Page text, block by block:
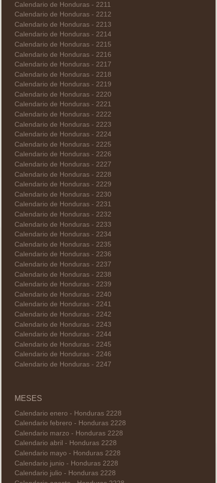
Calendario de Honduras - 2211
Calendario de Honduras - 2212
Calendario de Honduras - 2213
Calendario de Honduras - 2214
Calendario de Honduras - 2215
Calendario de Honduras - 2216
Calendario de Honduras - 2217
Calendario de Honduras - 2218
Calendario de Honduras - 2219
Calendario de Honduras - 2220
Calendario de Honduras - 2221
Calendario de Honduras - 2222
Calendario de Honduras - 2223
Calendario de Honduras - 2224
Calendario de Honduras - 2225
Calendario de Honduras - 2226
Calendario de Honduras - 2227
Calendario de Honduras - 2228
Calendario de Honduras - 2229
Calendario de Honduras - 2230
Calendario de Honduras - 2231
Calendario de Honduras - 2232
Calendario de Honduras - 2233
Calendario de Honduras - 2234
Calendario de Honduras - 2235
Calendario de Honduras - 2236
Calendario de Honduras - 2237
Calendario de Honduras - 2238
Calendario de Honduras - 2239
Calendario de Honduras - 2240
Calendario de Honduras - 2241
Calendario de Honduras - 2242
Calendario de Honduras - 2243
Calendario de Honduras - 2244
Calendario de Honduras - 2245
Calendario de Honduras - 2246
Calendario de Honduras - 2247
MESES
Calendario enero - Honduras 2228
Calendario febrero - Honduras 2228
Calendario marzo - Honduras 2228
Calendario abril - Honduras 2228
Calendario mayo - Honduras 2228
Calendario junio - Honduras 2228
Calendario julio - Honduras 2228